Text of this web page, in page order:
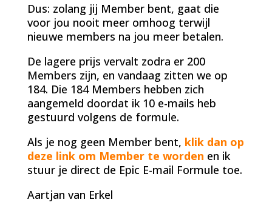
Dus: zolang jij Member bent, gaat die
voor jou nooit meer omhoog terwijl
nieuwe members na jou meer betalen.
De lagere prijs vervalt zodra er 200
Members zijn, en vandaag zitten we op
184. Die 184 Members hebben zich
aangemeld doordat ik 10 e-mails heb
gestuurd volgens de formule.
Als je nog geen Member bent, klik dan op
deze link om Member te worden en ik
stuur je direct de Epic E-mail Formule toe.
Aartjan van Erkel